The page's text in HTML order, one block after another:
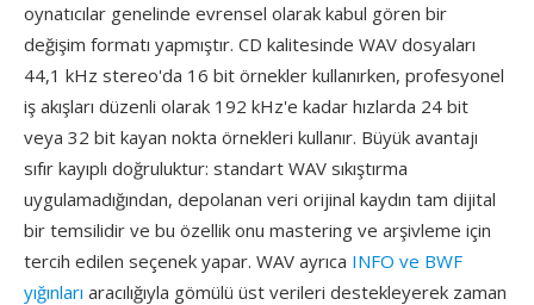
oynatıcılar genelinde evrensel olarak kabul gören bir
değişim formatı yapmıştır. CD kalitesinde WAV dosyaları
44,1 kHz stereo'da 16 bit örnekler kullanırken, profesyonel
iş akışları düzenli olarak 192 kHz'e kadar hızlarda 24 bit
veya 32 bit kayan nokta örnekleri kullanır. Büyük avantajı
sıfır kayıplı doğruluktur: standart WAV sıkıştırma
uygulamadığından, depolanan veri orijinal kaydın tam dijital
bir temsilidir ve bu özellik onu mastering ve arşivleme için
tercih edilen seçenek yapar. WAV ayrıca INFO ve BWF
yığınları aracılığıyla gömülü üst verileri destekleyerek zaman